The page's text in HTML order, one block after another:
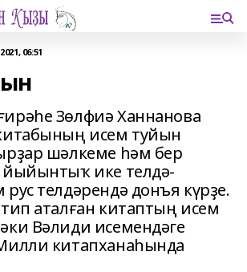
06:51
Зөлфиә Ханнанова
исем туйын
шәлкеме һәм бер
йыйынтыҡ ике телдә-
телдәрендә донъя күрҙе.
аталған китаптың исем
Вәлиди исемендәге
китапханаһында